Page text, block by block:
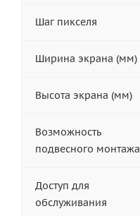
Vistech (2
Шаг пикселя
Ширина экрана (мм)
Высота экрана (мм)
Возможность
подвесного монтажа
Доступ для
обслуживания